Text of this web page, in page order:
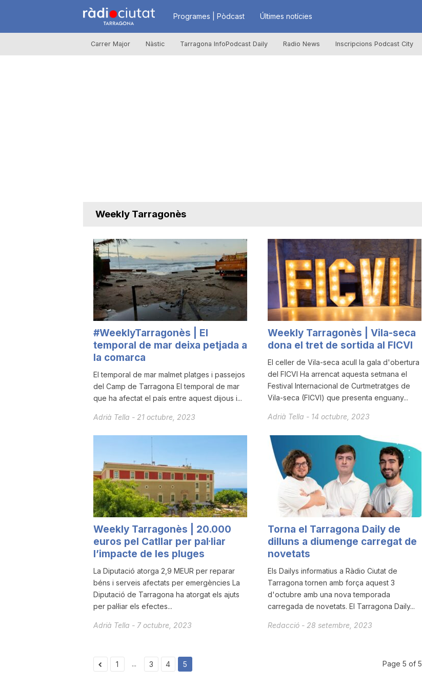
R
à
i
u
t
a
t
d
a
r
r
a
g
n
Programes | Pòdcast Últimes notícies
Carrer Major Nàstic Tarragona InfoPodcast Daily Radio News Inscripcions Podcast City
Weekly Tarragonès
#WeeklyTarragonès | El
temporal de mar deixa petjada a
la comarca
El temporal de mar malmet platges i passejos
del Camp de Tarragona El temporal de mar
que ha afectat el país entre aquest dijous i...
Adrià Tella - 21 octubre, 2023
Weekly Tarragonès | Vila-seca
dona el tret de sortida al FICVI
El celler de Vila-seca acull la gala d'obertura
del FICVI Ha arrencat aquesta setmana el
Festival Internacional de Curtmetratges de
Vila-seca (FICVI) que presenta enguany...
Adrià Tella - 14 octubre, 2023
Weekly Tarragonès | 20.000
euros pel Catllar per pal·liar
l’impacte de les pluges
La Diputació atorga 2,9 MEUR per reparar
béns i serveis afectats per emergències La
Diputació de Tarragona ha atorgat els ajuts
per pal·liar els efectes...
Adrià Tella - 7 octubre, 2023
Torna el Tarragona Daily de
dilluns a diumenge carregat de
novetats
Els Dailys informatius a Ràdio Ciutat de
Tarragona tornen amb força aquest 3
d'octubre amb una nova temporada
carregada de novetats. El Tarragona Daily...
Redacció - 28 setembre, 2023
1 ... 3 4 5 Page 5 of 5